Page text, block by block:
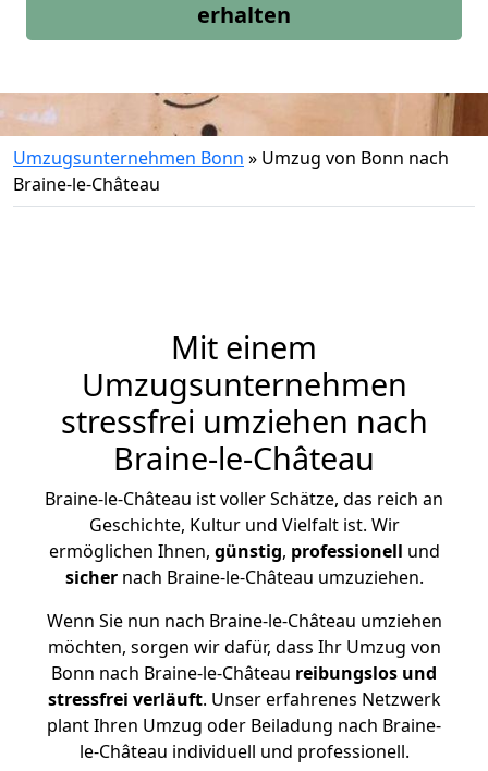
erhalten
Umzugsunternehmen Bonn » Umzug von Bonn nach
Braine-le-Château
Mit einem
Umzugsunternehmen
stressfrei umziehen nach
Braine-le-Château
Braine-le-Château ist voller Schätze, das reich an
Geschichte, Kultur und Vielfalt ist. Wir
ermöglichen Ihnen, günstig, professionell und
sichernach Braine-le-Château umzuziehen.
Wenn Sie nun nach Braine-le-Château umziehen
möchten, sorgen wir dafür, dass Ihr Umzug von
Bonn nach Braine-le-Château reibungslos und
stressfrei verläuft. Unser erfahrenes Netzwerk
plant Ihren Umzug oder Beiladung nach Braine-
le-Château individuell und professionell.